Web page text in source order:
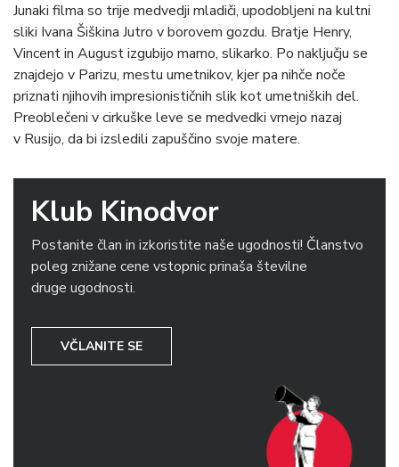
Junaki filma so trije medvedji mladiči, upodobljeni na kultni
sliki Ivana Šiškina Jutro v borovem gozdu. Bratje Henry,
Vincent in August izgubijo mamo, slikarko. Po naključju se
znajdejo v Parizu, mestu umetnikov, kjer pa nihče noče
priznati njihovih impresionističnih slik kot umetniških del.
Preoblečeni v cirkuške leve se medvedki vrnejo nazaj
v Rusijo, da bi izsledili zapuščino svoje matere.
Klub Kinodvor
Postanite član in izkoristite naše ugodnosti! Članstvo
poleg znižane cene vstopnic prinaša številne
druge ugodnosti.
VČLANITE SE